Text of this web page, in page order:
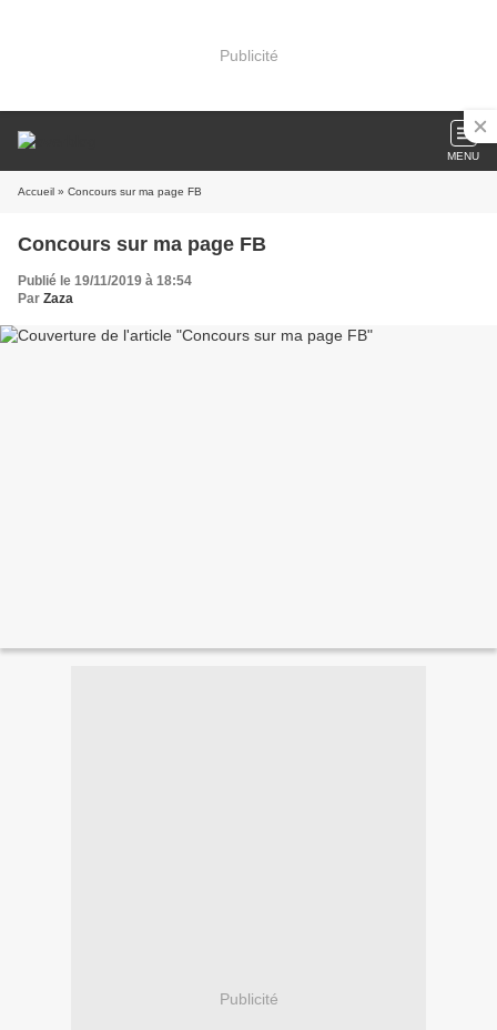
Publicité
MENU
Accueil » Concours sur ma page FB
Concours sur ma page FB
Publié le 19/11/2019 à 18:54
Par Zaza
Publicité